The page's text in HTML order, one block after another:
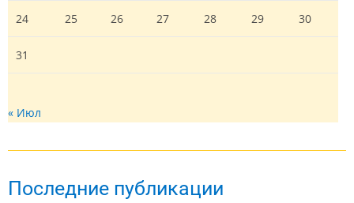
24 25 26 27 28 29 30
31
« Июл
Последние публикации